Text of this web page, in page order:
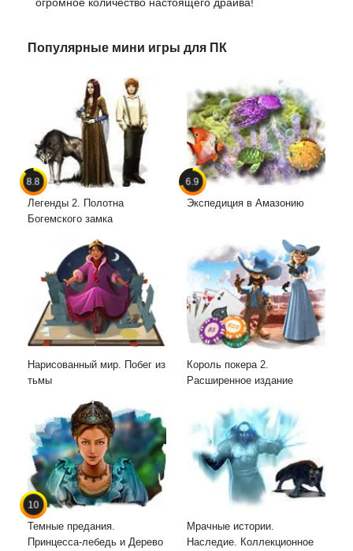
Популярные мини игры для ПК
8.8
Легенды 2. Полотна
Богемского замка
6.9
Экспедиция в Амазонию
Нарисованный мир. Побег из
тьмы
Король покера 2.
Расширенное издание
10
Темные предания.
Принцесса-лебедь и Дерево
Мрачные истории.
Наследие. Коллекционное